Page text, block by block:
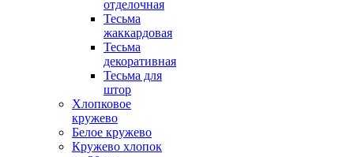
отделочная
Тесьма
жаккардовая
Тесьма
декоративная
Тесьма для
штор
Хлопковое
кружево
Белое кружево
Кружево хлопок